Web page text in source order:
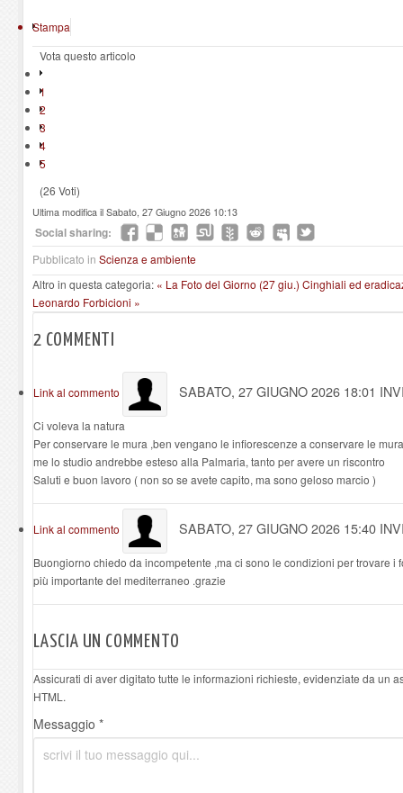
Stampa
Vota questo articolo
1
2
3
4
5
(26 Voti)
Ultima modifica il Sabato, 27 Giugno 2026 10:13
Social sharing:
Pubblicato in Scienza e ambiente
Altro in questa categoria: « La Foto del Giorno (27 giu.) Cinghiali ed
Leonardo Forbicioni »
2 COMMENTI
Link al commento SABATO, 27 GIUGNO 2026 18:01
Ci voleva la natura
Per conservare le mura ,ben vengano le infiorescenze a conservare le
me lo studio andrebbe esteso alla Palmaria, tanto per avere un riscontro
Saluti e buon lavoro ( non so se avete capito, ma sono geloso marcio )
Link al commento SABATO, 27 GIUGNO 2026 15:40
Buongiorno chiedo da incompetente ,ma ci sono le condizioni per trovare i
più importante del mediterraneo .grazie
LASCIA UN COMMENTO
Assicurati di aver digitato tutte le informazioni richieste, evidenziate da un
HTML.
Messaggio *